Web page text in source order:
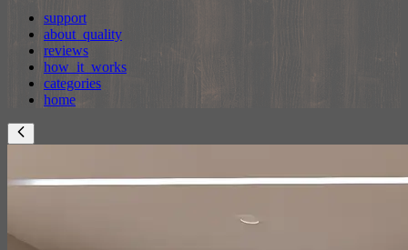
support
about_quality
reviews
how_it_works
categories
home